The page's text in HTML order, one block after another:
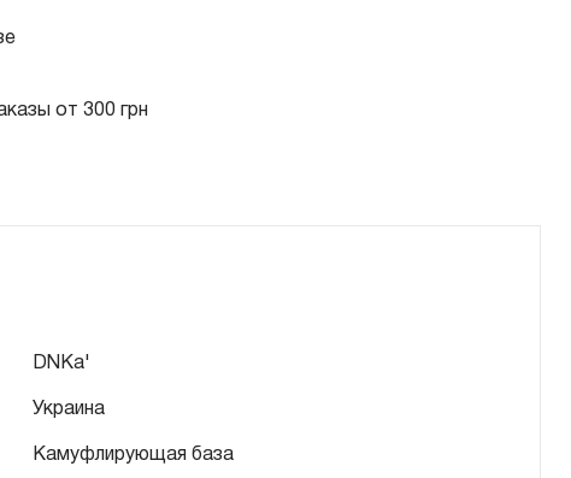
от 300 грн
DNKa'
Украина
Камуфлирующая база